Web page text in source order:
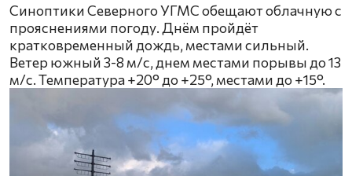
Синоптики Северного УГМС обещают облачную с
прояснениями погоду. Днём пройдёт
кратковременный дождь, местами сильный.
Ветер южный 3-8 м/с, днем местами порывы до 13
м/с. Температура +20° до +25°, местами до +15°.